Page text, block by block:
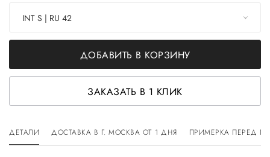
INT S | RU 42
ДОБАВИТЬ В КОРЗИНУ
ЗАКАЗАТЬ В 1 КЛИК
ДЕТАЛИ ДОСТАВКА В Г. МОСКВА ОТ 1 ДНЯ ПРИМЕРКА ПЕРЕД